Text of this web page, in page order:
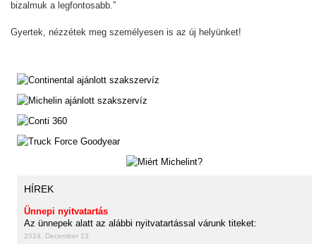
bizalmuk a legfontosabb.”
Gyertek, nézzétek meg személyesen is az új helyünket!
HÍREK
Ünnepi nyitvatartás
Az ünnepek alatt az alábbi nyitvatartással várunk titeket:
2024. December 23.